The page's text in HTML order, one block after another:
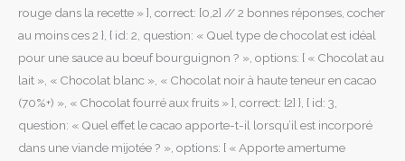
rouge dans la recette » ], correct: [0,2] // 2 bonnes réponses, cocher
au moins ces 2 }, { id: 2, question: « Quel type de chocolat est idéal
pour une sauce au bœuf bourguignon ? », options: [ « Chocolat au
lait », « Chocolat blanc », « Chocolat noir à haute teneur en cacao
(70%+) », « Chocolat fourré aux fruits » ], correct: [2] }, { id: 3,
question: « Quel effet le cacao apporte-t-il lorsqu’il est incorporé
dans une viande mijotée ? », options: [ « Apporte amertume